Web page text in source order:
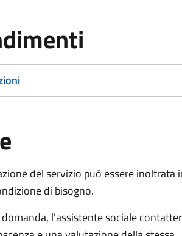
del servizio può essere
di bisogno.
l'assistente sociale